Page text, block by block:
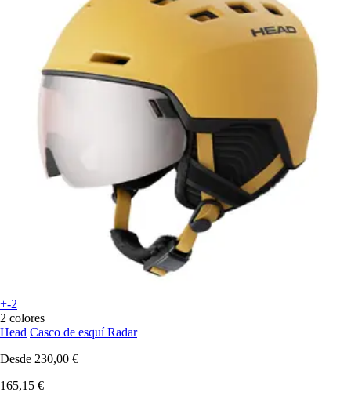
+-2
2 colores
Head Casco de esquí Radar
Desde 230,00 €
165,15 €